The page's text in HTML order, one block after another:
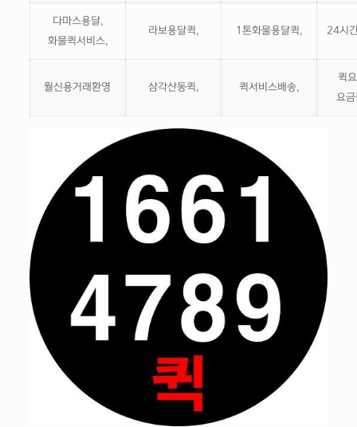
다마스용달,
화물퀵서비스,
라보용달퀵, 1톤화물용달퀵, 24시
월신용거래환영 삼각산동퀵, 퀵서비스배송,
퀵
요